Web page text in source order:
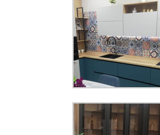
Увеличить
Панель КМ 357